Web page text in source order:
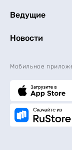
Ведущие
Новости
Мобильное